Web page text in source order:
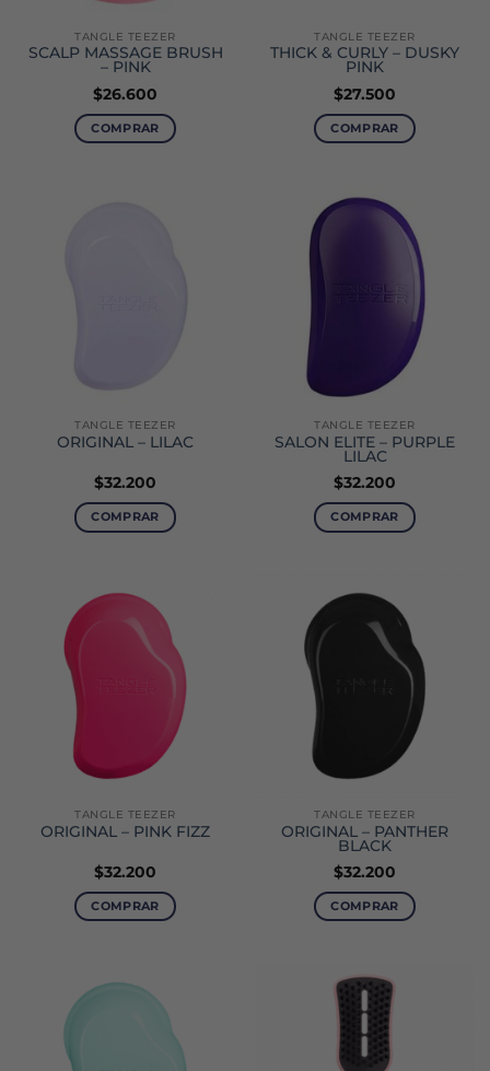
TANGLE TEEZER
SCALP MASSAGE BRUSH
– PINK
$26.600
COMPRAR
TANGLE TEEZER
THICK & CURLY – DUSKY
PINK
$27.500
COMPRAR
TANGLE TEEZER
ORIGINAL – LILAC
$32.200
COMPRAR
TANGLE TEEZER
SALON ELITE – PURPLE
LILAC
$32.200
COMPRAR
TANGLE TEEZER
ORIGINAL – PINK FIZZ
$32.200
COMPRAR
TANGLE TEEZER
ORIGINAL – PANTHER
BLACK
$32.200
COMPRAR